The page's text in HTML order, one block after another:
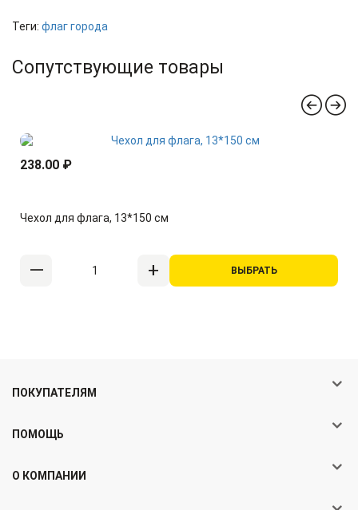
Теги: флаг города
Сопутствующие товары
238.00 ₽
Чехол для флага, 13*150 см
ВЫБРАТЬ
ПОКУПАТЕЛЯМ
ПОМОЩЬ
О КОМПАНИИ